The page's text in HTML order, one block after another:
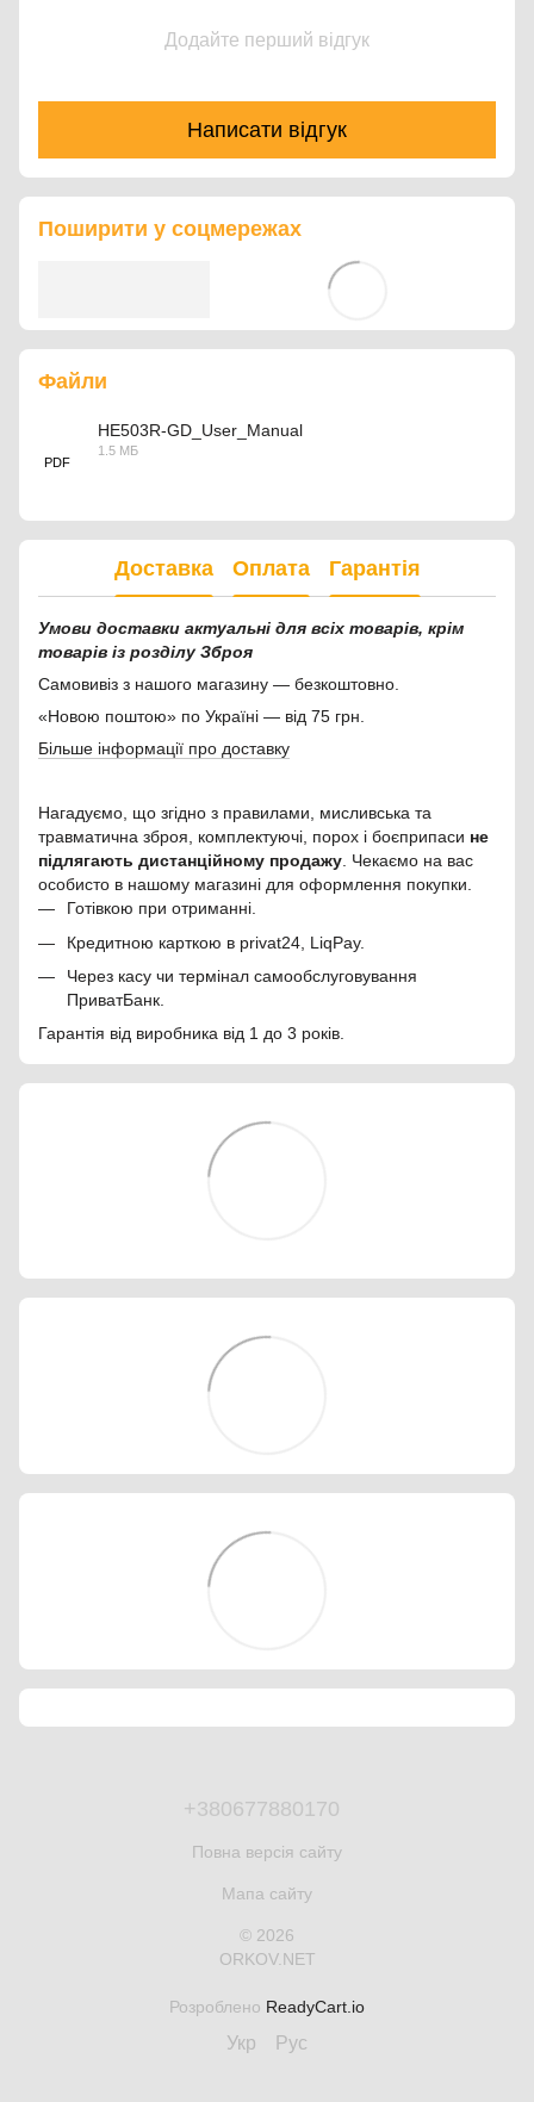
Додайте перший відгук
Написати відгук
Поширити у соцмережах
Файли
PDF
HE503R-GD_User_Manual
1.5 МБ
Доставка Оплата Гарантія
Умови доставки актуальні для всіх товарів, крім
товарів із розділу Зброя
Самовивіз з нашого магазину — безкоштовно.
«Новою поштою» по Україні — від 75 грн.
Більше інформації про доставку
Нагадуємо, що згідно з правилами, мисливська та
травматична зброя, комплектуючі, порох і боєприпаси не
підлягають дистанційному продажу. Чекаємо на вас
особисто в нашому магазині для оформлення покупки.
Готівкою при отриманні.
Кредитною карткою в privat24, LiqPay.
Через касу чи термінал самообслуговування
ПриватБанк.
Гарантія від виробника від 1 до 3 років.
+380677880170
Повна версія сайту
Мапа сайту
© 2026
ORKOV.NET
Розроблено ReadyCart.io
Укр Рус